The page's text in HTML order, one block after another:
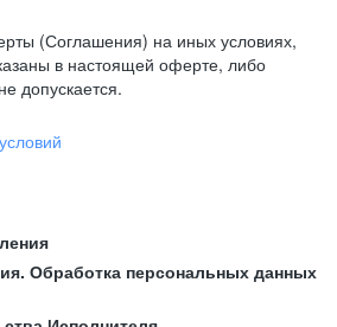
(Соглашения) на иных условиях,
в настоящей оферте, либо
допускается.
Обработка персональных данных